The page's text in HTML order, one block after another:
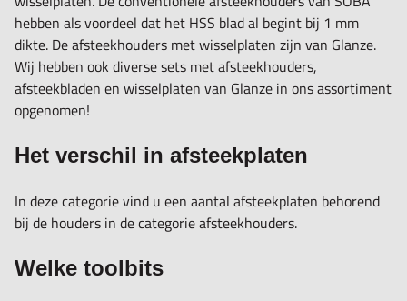
hebben als voordeel dat het HSS blad al begint bij 1 mm
dikte. De afsteekhouders met wisselplaten zijn van Glanze.
Wij hebben ook diverse sets met afsteekhouders,
afsteekbladen en wisselplaten van Glanze in ons assortiment
opgenomen!
Het verschil in afsteekplaten
In deze categorie vind u een aantal afsteekplaten behorend
bij de houders in de categorie afsteekhouders.
Welke toolbits